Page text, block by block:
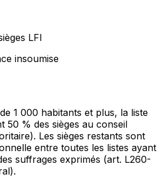
LFI
insoumise
1 000 habitants et plus, la liste
50 % des sièges au conseil
Les sièges restants sont
entre toutes les listes ayant
suffrages exprimés (art. L260-